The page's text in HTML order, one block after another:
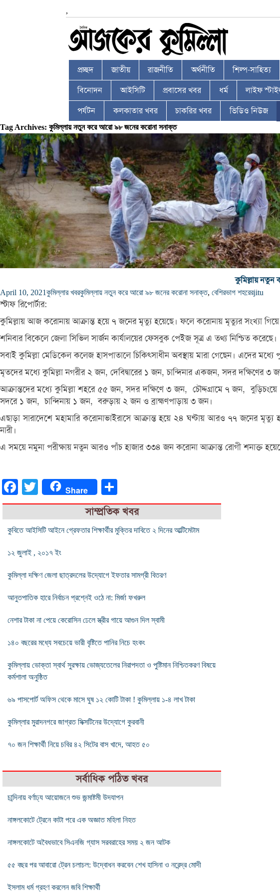
,
প্রচ্ছদ জাতীয় রাজনীতি অর্থনীতি শিল্প-সাহিত্য
বিনোদন আইসিটি প্রবাসের খবর ধর্ম লাইফ
পর্যটন কলকাতার খবর চাকরির খবর ভিডিও নিউজ
Tag Archives: কুমিল্লায় নতুন করে আরো ৯৮ জনের করোনা সনাক্ত
কুমিল্লায় নতুন
April 10, 2021কুমিল্লার খবরকুমিল্লায় নতুন করে আরো ৯৮ জনের করোনা সনাক্ত, বেশিরভাগ শহরেরjitu
স্টাফ রিপোর্টার:
কুমিল্লায় আজ করোনায় আক্রান্ত হয়ে ৭ জনের মৃত্যু হয়েছে। ফলে করোনায় মৃত্যুর সংখ্যা
শনিবার বিকেলে জেলা সিভিল সার্জন কার্যালয়ের ফেসবুক পেইজ সূত্র এ তথ্য নিশ্চিত করেছে।
সবাই কুমিল্লা মেডিকেল কলেজ হাসপাতালে চিকিৎসাধীন অবস্থায় মারা গেছেন। এদের
মৃতদের মধ্যে কুমিল্লা নগরীর ২ জন, দেবিদ্বারের ১ জন, চান্দিনার একজন, সদর দক্ষিণের ৩
আক্রান্তদের মধ্যে কুমিল্লা শহরে ৫৫ জন, সদর দক্ষিণে ৩ জন, চৌদ্দগ্রামে ৭ জন,
সদরে ১ জন, চান্দিনায় ১ জন, বরুড়ায় ২ জন ও ব্রাহ্মণপাড়ায় ৩ জন।
এছাড়া সারাদেশে মহামারি করোনাভাইরাসে আক্রান্ত হয়ে ২৪ ঘণ্টায় আরও ৭৭ জনের
নারী।
এ সময়ে নমুনা পরীক্ষায় নতুন আরও পাঁচ হাজার ৩৩৪ জন করোনা আক্রান্ত রোগী শনাক্ত
FacebookTwitter Share
সাম্প্রতিক খবর
কুবিতে আইসিটি আইনে গ্রেফতার শিক্ষার্থীর মুক্তির দাবিতে ২ দিনের আল্টিমেটাম
১২ জুলাই , ২০১৭ ইং
কুমিল্লা দক্ষিণ জেলা ছাত্রদলের উদ্যোগে ইফতার সামগ্রী বিতরণ
আনুতপাতিক হারে নির্বাচন প্রশ্নেই ওঠে না: মির্জা ফখরুল
নেশার টাকা না পেয়ে কেরোসিন ঢেলে স্ত্রীর গায়ে আগুন দিল স্বামী
১৪০ বছরের মধ্যে সবচেয়ে ভারী বৃষ্টিতে পানির নিচে হংকং
কুমিল্লায় ভোক্তা স্বার্থ সুরক্ষায় ভোজ্যতেলের নিরাপদতা ও পুষ্টিমান নিশ্চিতকরণ বিষয়ে
কর্মশালা অনুষ্ঠিত
৬৯ পাসপোর্ট অফিস থেকে মাসে ঘুষ ১২ কোটি টাকা ! কুমিল্লায় ১-৪ লাখ টাকা
কুমিল্লার মুরাদনগরে জাগ্রত সিক্সটিনের উদ্যোগে কুরবানী
৭০ জন শিক্ষার্থী নিয়ে চবির ৪২ সিটের বাস খাদে, আহত ৫০
সর্বাধিক পঠিত খবর
চান্দিনায় বর্ণাঢ্য আয়োজনে শুভ জন্মাষ্টমী উদযাপন
নাঙ্গলকোটে ট্রেনে কাটা পরে এক অজ্ঞাত মহিলা নিহত
নাঙ্গলকোটে অবৈধভাবে সিএনজি গ্যাস সরবরাহের সময় ২ জন আটক
৫৫ বছর পর আবারো ট্রেন চলাচল: উদ্বোধন করবেন শেখ হাসিনা ও নরেন্দ্র মোদী
ইসলাম ধর্ম গ্রহণ করলেন জবি শিক্ষার্থী